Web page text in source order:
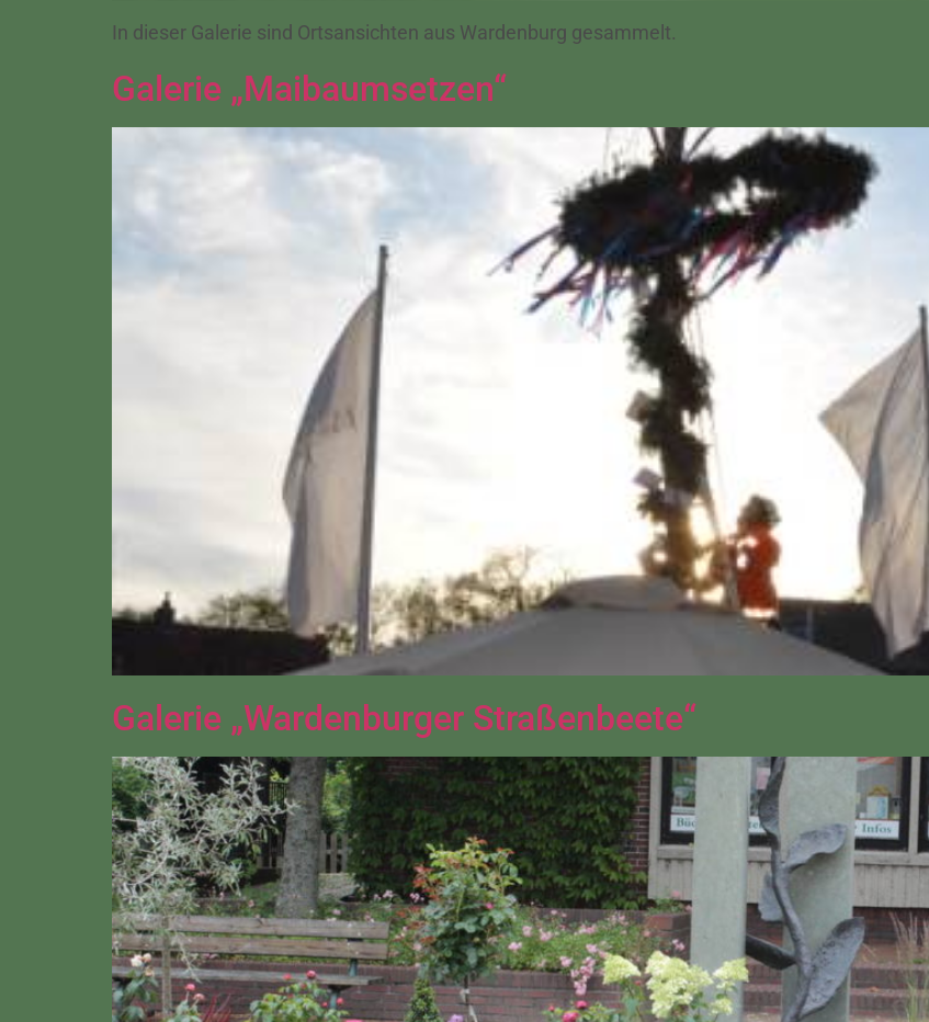
In dieser Galerie sind Ortsansichten aus Wardenburg gesammelt.
Galerie „Maibaumsetzen“
Galerie „Wardenburger Straßenbeete“